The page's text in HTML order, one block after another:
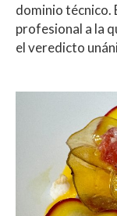
dominio técnico.
profesional a la
el veredicto